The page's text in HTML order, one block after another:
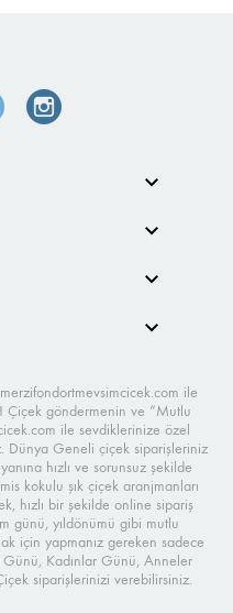
ile
Çiçek göndermenin ve “Mutlu
ile sevdiklerinize özel
Dünya Geneli çiçek siparişleriniz
hızlı ve sorunsuz şekilde
kokulu şık çiçek aranjmanları
hızlı bir şekilde online sipariş
günü, yıldönümü gibi mutlu
için yapmanız gereken sadece
Kadınlar Günü, Anneler
siparişlerinizi verebilirsiniz.